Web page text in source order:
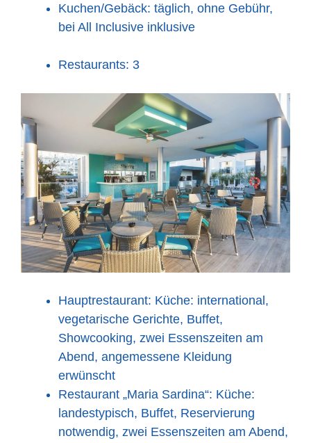
Kuchen/Gebäck: täglich, ohne Gebühr,
bei All Inclusive inklusive
Restaurants: 3
Hauptrestaurant: Küche: international,
vegetarische Gerichte, Buffet,
Showcooking, zwei Essenszeiten am
Abend, angemessene Kleidung
erwünscht
Restaurant „Maria Sardina“: Küche:
landestypisch, Buffet, Reservierung
notwendig, zwei Essenszeiten am Abend,